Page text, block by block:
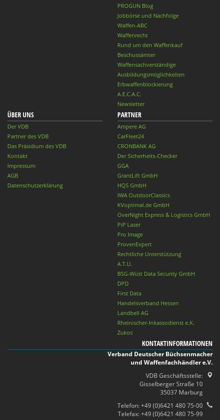
PROGUN Blog
Jobbörse und Nachfolge
Waffen-ABC
Waffenrecht
Rund um den Waffenkauf
Beschussämter
Waffensachverständige
Ausbildungsmöglichkeiten
Erbwaffenblockierung
A.E.C.A.C.
Newsletter
ÜBER UNS
Der VDB
Partner des VDB
Das Präsidium des VDB
Kontakt
Impressum
AGB
Datenschutzerklärung
PARTNER
Ampere AG
CarFleet24
CRONBANK AG
Der Sicherheits-Checker
GGA
GrantLift GmbH
HQS GmbH
IWA OutdoorClassics
KVoptimal.de GmbH
OverNight Express & Logistics GmbH
PiP Laser
Pro Image
ProvenExpert
Rechtliche Unterstützung
A.T.U.
BSG-Wüst Data Security GmbH
DPD
First Data
Handelsverband Hessen
Landbell AG
Rheinischer-Inkassodienst e.K.
Zukos
KONTAKTINFORMATIONEN
Verband Deutscher Büchsenmacher
und Waffenfachhändler e.V.
VDB Geschäftsstelle:
Gisselberger Straße 10
35037 Marburg
Telefon: +49 (0)6421 480 75-00
Telefax: +49 (0)6421 480 75-99